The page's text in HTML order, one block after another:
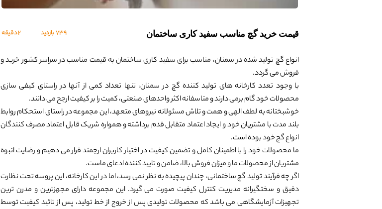
قیمت خرید گچ مناسب سفید کاری ساختمان 739بازدید 2 دقیقه
انواع گچ تولید شده در سمنان، مناسب برای سفید کاری ساختمان به قیمت مناسب در سراسر کشور خرید و
فروش می گردد.
با وجود تعدد کارخانه های تولید کننده گچ در سمنان، تنها تعداد کمی از آنها در راستای کیفی سازی
محصولات خود گام برمی دارند و متاسفانه اکثر واحدهای صنعتی، کمیت را بر کیفیت ارجح می دانند.
خوشبختانه به لطف الهی و همت و تلاش مسئولانه نیروهای متعهد، این مجموعه در راستای استحکام روابط
بلند مدت با مشتریان خود و ایجاد اعتماد متقابل قدم برداشته و همواره شریک قابل اعتماد مصرف کنندگان
انواع گچ خود بوده است.
ما محصولات خود را با اطمینان کامل و تضمین کیفیت در اختیار کاربران ارجمند قرار می دهیم و رضایت انبوه
مشتریان از محصولات ما و میزان فروش بالا، ضامن و تایید کننده ادعای ماست.
اگر چه فرآیند تولید گچ ساختمانی، چندان پیچیده به نظر نمی رسد، اما در این کارخانه، این پروسه تحت نظارت
دقیق و سختگیرانه مدیریت کنترل کیفیت صورت می گیرد. این مجموعه دارای مجهزترین و مدرن ترین
تجهیزات آزمایشگاهی می باشد که محصولات تولیدی پس از خروج از خط تولید، پس از تائید کیفیت توسط